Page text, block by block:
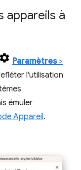
appareils à
Paramètres>
l'utilisation
émuler
Appareil.